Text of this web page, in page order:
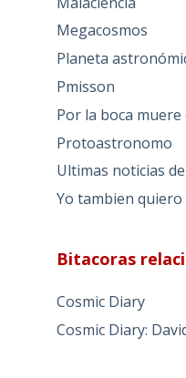
Megacosmos
Planeta
Pmisson
Por la boca muere
Protoastronomo
Ultimas noticias
Yo tambien
Bitacoras
Cosmic Diary
Cosmic Diary: